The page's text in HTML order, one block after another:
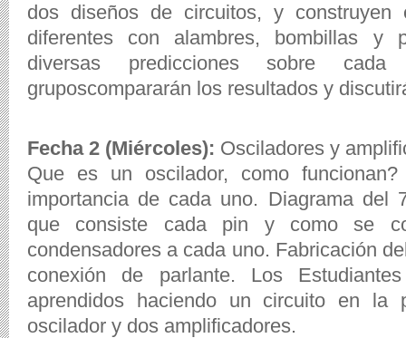
dos diseños de circuitos, y construyen
diferentes con alambres, bombillas y
diversas predicciones sobre
gruposcompararán los resultados y
Fecha 2 (Miércoles): Osciladores y
Que es un oscilador, como
importancia de cada uno. Diagrama del
que consiste cada pin y como se
condensadores a cada uno. Fabricación
conexión de parlante. Los
aprendidos haciendo un circuito en la
oscilador y dos amplificadores.